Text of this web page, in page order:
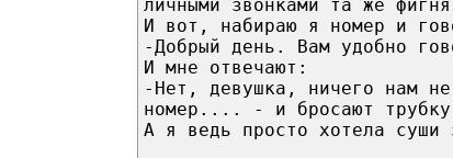
личными звонками та же
И вот, набираю я номер и
-Добрый день. Вам удобно
И мне отвечают:
-Нет, девушка, ничего нам
номер.... - и бросают
А я ведь просто хотела